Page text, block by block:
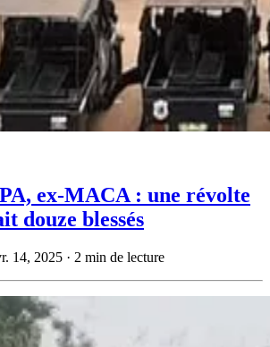
ex-MACA : une révolte
douze blessés
14, 2025 · 2 min de lecture